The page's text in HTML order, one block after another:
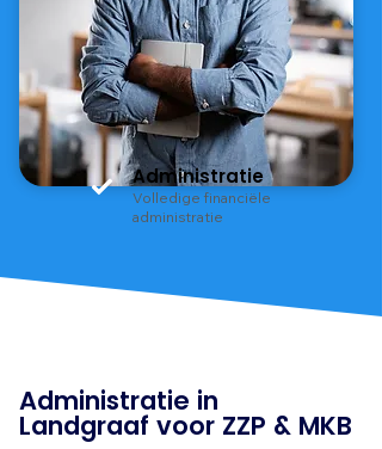
Administratie
Volledige financiële
administratie
Administratie in
Landgraaf voor ZZP & MKB